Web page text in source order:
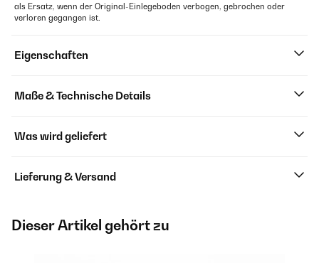
als Ersatz, wenn der Original-Einlegeboden verbogen, gebrochen oder
verloren gegangen ist.
Eigenschaften
Maße & Technische Details
Was wird geliefert
Lieferung & Versand
Dieser Artikel gehört zu